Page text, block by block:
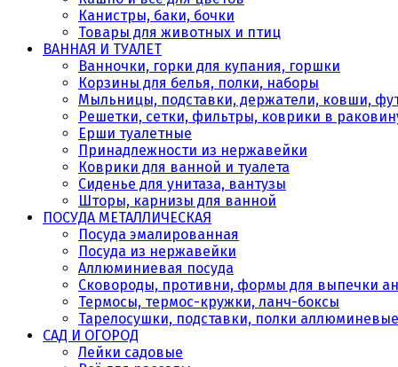
Канистры, баки, бочки
Товары для животных и птиц
ВАННАЯ И ТУАЛЕТ
Ванночки, горки для купания, горшки
Корзины для белья, полки, наборы
Мыльницы, подставки, держатели, ковши,
Решетки, сетки, фильтры, коврики в
Ерши туалетные
Принадлежности из нержавейки
Коврики для ванной и туалета
Сиденье для унитаза, вантузы
Шторы, карнизы для ванной
ПОСУДА МЕТАЛЛИЧЕСКАЯ
Посуда эмалированная
Посуда из нержавейки
Аллюминиевая посуда
Сковороды, противни, формы для выпечки
Термосы, термос-кружки, ланч-боксы
Тарелосушки, подставки, полки аллюминевые
САД И ОГОРОД
Лейки садовые